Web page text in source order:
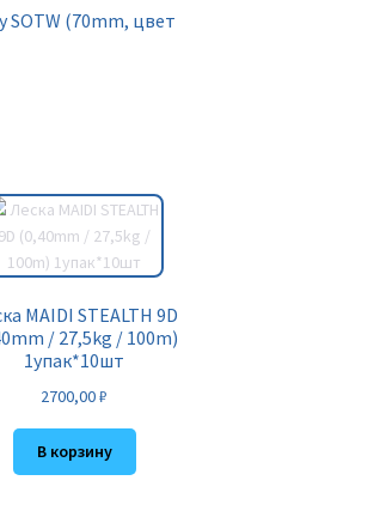
SOTW (70mm, цвет
MAIDI STEALTH 9D
/ 27,5kg / 100m)
1упак*10шт
2700,00₽
В корзину